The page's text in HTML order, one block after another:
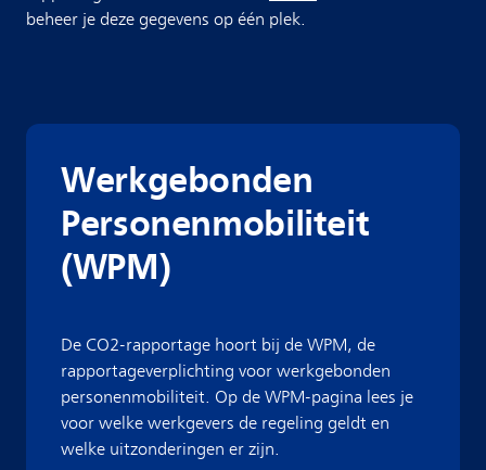
beheer je deze gegevens op één plek.
Werkgebonden
Personenmobiliteit
(WPM)
De CO2-rapportage hoort bij de WPM, de
rapportageverplichting voor werkgebonden
personenmobiliteit. Op de WPM-pagina lees je
voor welke werkgevers de regeling geldt en
welke uitzonderingen er zijn.